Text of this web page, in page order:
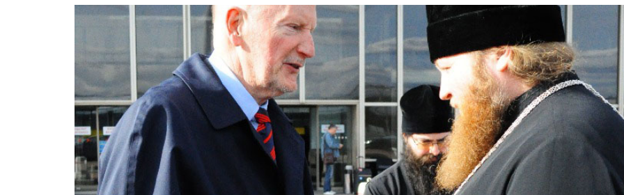
06.01.2026
Ο
Κύριλλος
Γάλλο
ντε Γκωλ
18.12.2025